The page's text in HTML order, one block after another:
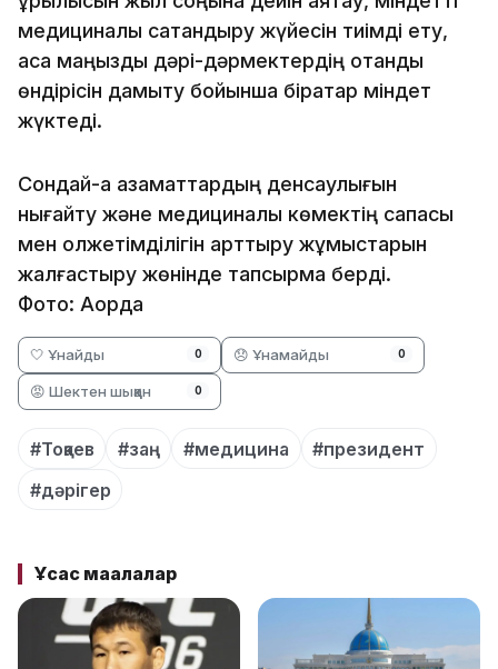
медициналық сақтандыру жүйесін тиімді ету,
аса маңызды дәрі-дәрмектердің отандық
өндірісін дамыту бойынша бірқатар міндет
жүктеді.
Сондай-ақ азаматтардың денсаулығын
нығайту және медициналық көмектің сапасы
мен қолжетімділігін арттыру жұмыстарын
жалғастыру жөнінде тапсырма берді.
Фото: Ақорда
🤍 Ұнайды 0 😞 Ұнамайды 0
😡 Шектен шыққан 0
#Тоқаев #заң #медицина
#президент
#дәрігер
Ұқсас мақалалар